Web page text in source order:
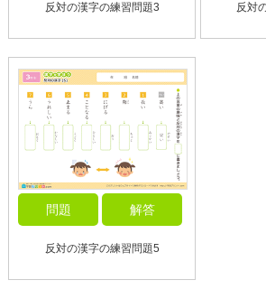
反対の漢字の練習問題3 反対
問題 解答
反対の漢字の練習問題5